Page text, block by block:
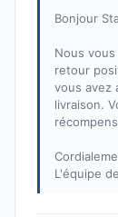
Bonjour
Nous
retour
vous avez
livraison.
L'équipe